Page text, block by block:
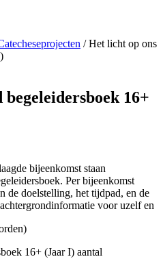
/ Het licht op ons
16+
bijeenkomst staan
Per bijeenkomst
de doelstelling, het tijdpad, en de
voor uzelf en
16+ (Jaar I) aantal